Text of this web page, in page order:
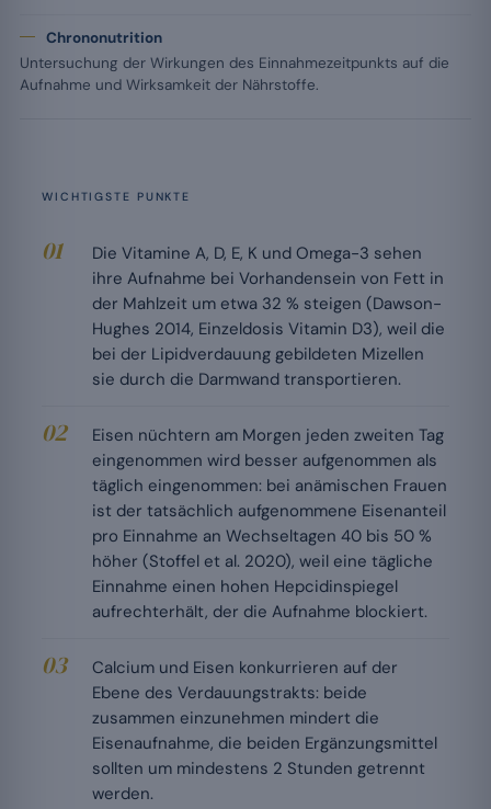
Chrononutrition
Untersuchung der Wirkungen des Einnahmezeitpunkts auf die
Aufnahme und Wirksamkeit der Nährstoffe.
WICHTIGSTE PUNKTE
Die Vitamine A, D, E, K und Omega-3 sehen
ihre Aufnahme bei Vorhandensein von Fett in
der Mahlzeit um etwa 32 % steigen (Dawson-
Hughes 2014, Einzeldosis Vitamin D3), weil die
bei der Lipidverdauung gebildeten Mizellen
sie durch die Darmwand transportieren.
Eisen nüchtern am Morgen jeden zweiten Tag
eingenommen wird besser aufgenommen als
täglich eingenommen: bei anämischen Frauen
ist der tatsächlich aufgenommene Eisenanteil
pro Einnahme an Wechseltagen 40 bis 50 %
höher (Stoffel et al. 2020), weil eine tägliche
Einnahme einen hohen Hepcidinspiegel
aufrechterhält, der die Aufnahme blockiert.
Calcium und Eisen konkurrieren auf der
Ebene des Verdauungstrakts: beide
zusammen einzunehmen mindert die
Eisenaufnahme, die beiden Ergänzungsmittel
sollten um mindestens 2 Stunden getrennt
werden.